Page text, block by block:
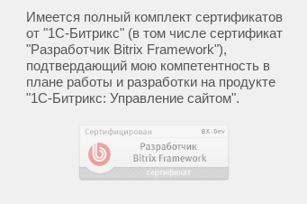
Имеется полный комплект сертификатов
от "1С-Битрикс" (в том числе сертификат
"Разработчик Bitrix Framework"),
подтвердающий мою компетентность в
плане работы и разработки на продукте
"1С-Битрикс: Управление сайтом".